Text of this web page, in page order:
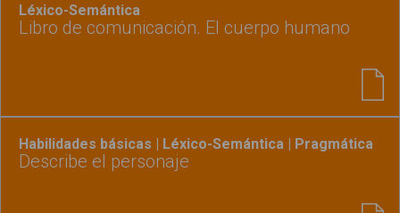
Léxico-Semántica
Libro de comunicación. El cuerpo humano
Habilidades básicas | Léxico-Semántica | Pragmática
Describe el personaje